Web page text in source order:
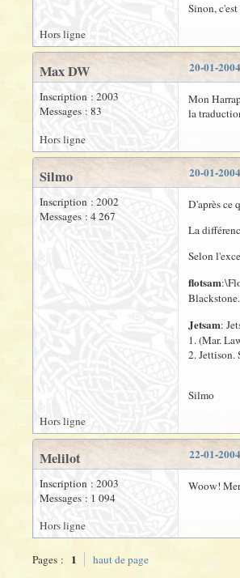
Sinon,
Hors ligne
20-01-
Max DW
Inscription : 2003
Messages : 83
Mon
la
Hors ligne
20-01-
Silmo
Inscription : 2002
Messages : 4 267
D'après ce
La
Selon
flotsam
Blackstone.
Jetsam:
1. (Mar.
2. Jettison.
Silmo
Hors ligne
22-01-
Melilot
Inscription : 2003
Messages : 1 094
Woow!
Hors ligne
Pages : 1 haut de page